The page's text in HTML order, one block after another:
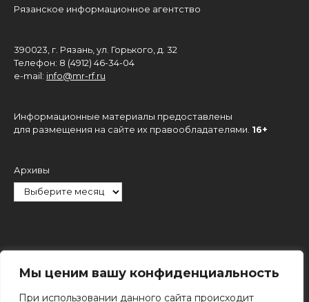
Мы ценим вашу конфиденциальность
При использовании данного сайта происходит
Рязанское информационное агентство
390023, г. Рязань, ул. Горького, д. 32
Телефон: 8 (4912) 46-34-04
e-mail: info@mr-rf.ru
Информационные материалы предоставлены
для размещения на сайте их правообладателями. 16+
Архивы